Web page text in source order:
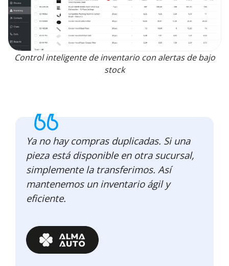
Control inteligente de inventario con alertas de bajo
stock
Ya no hay compras duplicadas. Si una
pieza está disponible en otra sucursal,
simplemente la transferimos. Así
mantenemos un inventario ágil y
eficiente.